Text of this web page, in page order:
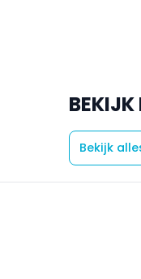
BEKIJK
Bekijk